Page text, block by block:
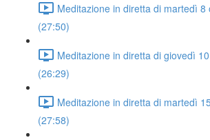
Meditazione in diretta di martedì 8
(27:50)
Meditazione in diretta di giovedì
(26:29)
Meditazione in diretta di martedì
(27:58)